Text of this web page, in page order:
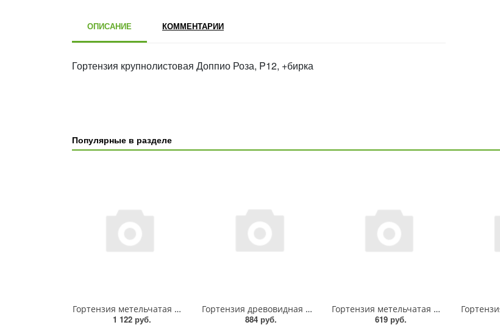
ОПИСАНИЕ КОММЕНТАРИИ
Гортензия крупнолистовая Доппио Роза, P12, +бирка
Популярные в разделе
Гортензия метельчатая Мэджикал Везувио, ОКС, 8/+ Br, +бирка
1 122 руб.
Гортензия древовидная Кандибелле Баблгам, P12, +бирка
884 руб.
Гортензия метельчатая Вимс Ред, P9, в туб.
619 руб.